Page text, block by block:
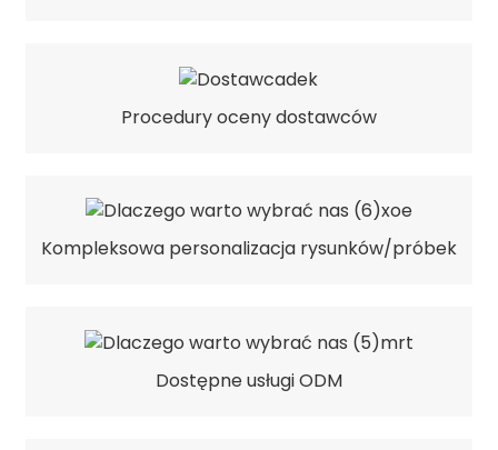
Procedury oceny dostawców
Kompleksowa personalizacja rysunków/próbek
Dostępne usługi ODM